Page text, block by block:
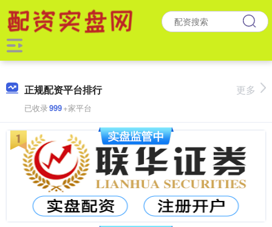
正规配资平台排行
已收录999+家平台
更多